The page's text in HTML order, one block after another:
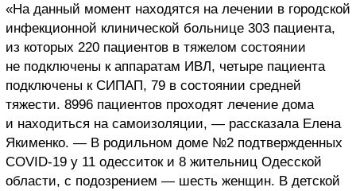
«На данный момент находятся на лечении в городской
инфекционной клинической больнице 303 пациента,
из которых 220 пациентов в тяжелом состоянии
не подключены к аппаратам ИВЛ, четыре пациента
подключены к СИПАП, 79 в состоянии средней
тяжести. 8996 пациентов проходят лечение дома
и находиться на самоизоляции, — рассказала Елена
Якименко. — В родильном доме №2 подтвержденных
COVID-19 у 11 одесситок и 8 жительниц Одесской
области, с подозрением — шесть женщин. В детской